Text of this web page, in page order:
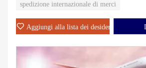
spedizione internazionale di merci
Aggiungi alla lista dei desideri